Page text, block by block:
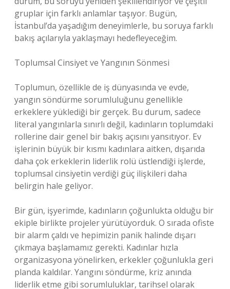
gruplar için farklı anlamlar taşıyor. Bugün,
İstanbul’da yaşadığım deneyimlerle, bu soruya farklı
bakış açılarıyla yaklaşmayı hedefleyeceğim.
Toplumsal Cinsiyet ve Yangının Sönmesi
Toplumun, özellikle de iş dünyasında ve evde,
yangın söndürme sorumluluğunu genellikle
erkeklere yüklediği bir gerçek. Bu durum, sadece
literal yangınlarla sınırlı değil, kadınların toplumdaki
rollerine dair genel bir bakış açısını yansıtıyor. Ev
işlerinin büyük bir kısmı kadınlara aitken, dışarıda
daha çok erkeklerin liderlik rolü üstlendiği işlerde,
toplumsal cinsiyetin verdiği güç ilişkileri daha
belirgin hale geliyor.
Bir gün, işyerimde, kadınların çoğunlukta olduğu bir
ekiple birlikte projeler yürütüyorduk. O sırada ofiste
bir alarm çaldı ve hepimizin panik halinde dışarı
çıkmaya başlamamız gerekti. Kadınlar hızla
organizasyona yönelirken, erkekler çoğunlukla geri
planda kaldılar. Yangını söndürme, kriz anında
liderlik etme gibi sorumluluklar, tarihsel olarak